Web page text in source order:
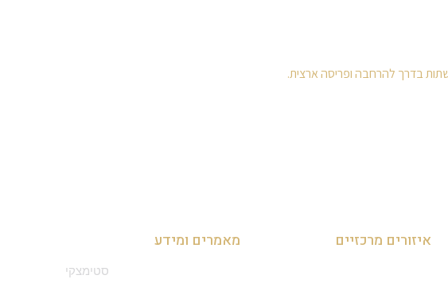
איזורים מרכזיים מאמרים ומידע
סטימצקי